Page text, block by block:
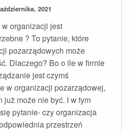
2021
organizacji jest
? To pytanie, które
pozarządowych może
Dlaczego? Bo o ile w firmie
jest czymś
w organizacji pozarządowej,
już może nie być. I w tym
pytanie- czy organizacja
przestrzeń